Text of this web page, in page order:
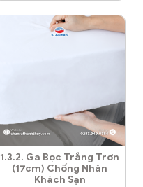
1.3.2. Ga Bọc Trắng Trơn
(17cm) Chống Nhăn
Khách Sạn